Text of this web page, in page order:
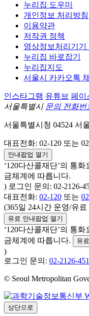
누리집 도우미
개인정보 처리방침
이용약관
저작권 정책
영상정보처리기기
누리집 바로잡기
누리집지도
서울시 카카오톡
인스타그램 유튜브 페이
서울특별시 문의 전화번
서울특별시청 04524 서
대표전화: 02-120 또는
안내팝업 열기
‘120다산콜재단’의 통
금체계에 따릅니다.
) 로그인 문의: 02-2126-
대표전화: 02-120 또는
(365일 24시간 운영/유료
유료 안내팝업 열기
‘120다산콜재단’의 통
금체계에 따릅니다.
유
)
로그인 문의: 02-2126-
© Seoul Metropolitan
상단으로